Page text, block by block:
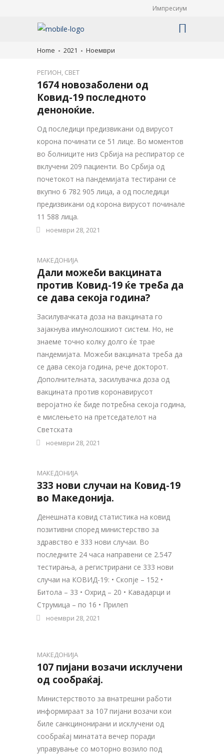
Импресиум
Home 2021 Ноември
РЕГИОН, СВЕТ
1674 новозаболени од
Ковид-19 последното
деноноќие.
Од последици предизвикани од вирусот
корона починати се 51 лице. Во моментов
во болниците низ Србија на респиратор се
вклучени 209 пациенти. Во Србија од
почетокот на пандемијата тестирани се
вкупно 6 782 905 лица, а од последици
предизвикани од корона вирусот починале
11 588 лица.
ноември 28, 2021
МАКЕДОНИЈА
Дали можеби вакцината
против Ковид-19 ќе треба да
се дава секоја година?
Засилувачката доза на вакцината го
зајакнува имунолошкиот систем. Но, не
знаеме точно колку долго ќе трае
пандемијата. Можеби вакцината треба да
се дава секоја година, рече докторот.
Дополнителната, засилувачка доза од
вакцината против коронавирусот
веројатно ќе биде потребна секоја година,
е мислењето на претседателот на
Светската
ноември 28, 2021
МАКЕДОНИЈА
333 нови случаи на Ковид-19
во Македонија.
Денешната ковид статистика на ковид
позитивни според министерство за
здравство е 333 нови случаи. Во
последните 24 часа направени се 2.547
тестирања, а регистрирани се 333 нови
случаи на КОВИД-19: • Скопје – 152 •
Битола – 33 • Охрид – 20 • Кавадарци и
Струмица – по 16 • Прилеп
ноември 28, 2021
МАКЕДОНИЈА
107 пијани возачи исклучени
од сообраќај.
Министерството за внатрешни работи
информираат за 107 пијани возачи кои
биле санкцинонирани и исклучени од
сообраќај минатата вечер поради
управување со моторно возило под